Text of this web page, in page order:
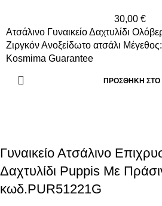
30,00 €
Ατσάλινο Γυναικείο Δαχτυλίδι
Ζιργκόν Ανοξείδωτο ατσάλι
Kosmima Guarantee
ΠΡΟΣΘΉΚΗ ΣΤΟ
Γυναικείο Ατσάλινο
Δαχτυλίδι Puppis Με
κωδ.PUR51221G